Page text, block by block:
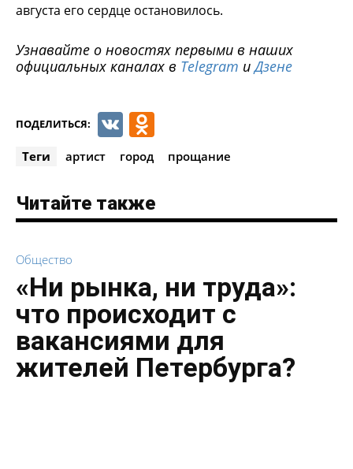
августа его сердце остановилось.
Узнавайте о новостях первыми в наших
официальных каналах в Telegram иДзене
ПОДЕЛИТЬСЯ: VK
Теги артист город прощание
Читайте также
Общество
«Ни рынка, ни труда»:
что происходит с
вакансиями для
жителей Петербурга?